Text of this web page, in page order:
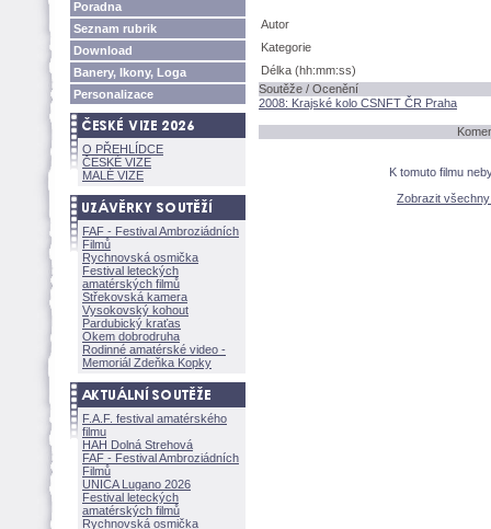
Poradna
Seznam rubrik
Download
Banery, Ikony, Loga
Personalizace
O PŘEHLÍDCE
ČESKÉ VIZE
MALÉ VIZE
FAF - Festival Ambroziádních
Filmů
Rychnovská osmička
Festival leteckých
amatérských filmů
Střekovská kamera
Vysokovský kohout
Pardubický kraťas
Okem dobrodruha
Rodinné amatérské video -
Memoriál Zdeňka Kopky
F.A.F. festival amatérského
filmu
HAH Dolná Strehov
FAF - Festival Ambroziádních
Filmů
UNICA Lugano 2026
Festival leteckých
amatérských filmů
Rychnovská osmička
Autor
Kategorie
Délka (hh:mm:ss)
Soutěže / Ocenění
2008: Krajské kolo CSNFT ČR Praha
K tomuto filmu
Zobrazit